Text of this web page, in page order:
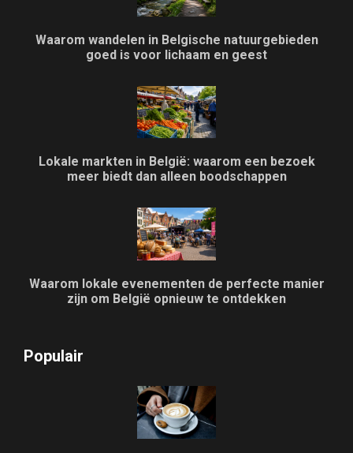
Waarom wandelen in Belgische natuurgebieden
goed is voor lichaam en geest
Lokale markten in België: waarom een bezoek
meer biedt dan alleen boodschappen
Waarom lokale evenementen de perfecte manier
zijn om België opnieuw te ontdekken
Populair